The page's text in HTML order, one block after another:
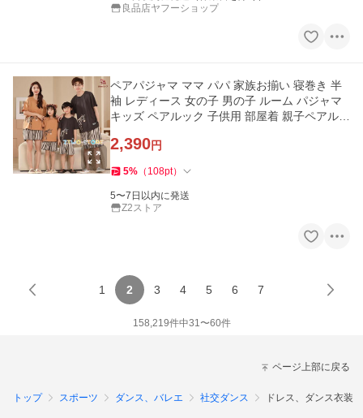
良品店ヤフーショップ
ペアパジャマ ママ パパ 家族お揃い 寝巻き 半
袖 レディース 女の子 男の子 ルーム パジャマ
キッズ ペアルック 子供用 部屋着 親子ペアルッ
2,390円
5% （ 108pt）
5〜7日以内に発送
Z2ストア
1 2 3 4 5 6 7
158,219件中31〜60件
ページ上部に戻る
トップ スポーツ ダンス、バレエ 社交ダンス ドレス、ダンス衣装